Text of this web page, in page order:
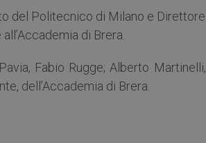
del Politecnico di Milano e Direttore
di Brera.
Fabio Rugge; Alberto Martinelli,
dell’Accademia di Brera.